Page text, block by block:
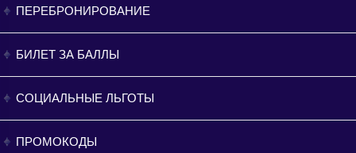
ПЕРЕБРОНИРОВАНИЕ
БИЛЕТ ЗА БАЛЛЫ
СОЦИАЛЬНЫЕ ЛЬГОТЫ
ПРОМОКОДЫ